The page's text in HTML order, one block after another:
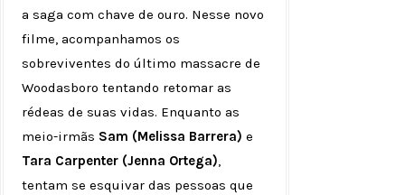
a saga com chave de ouro. Nesse novo
filme, acompanhamos os
sobreviventes do último massacre de
Woodasboro tentando retomar as
rédeas de suas vidas. Enquanto as
meio-irmãs Sam (Melissa Barrera) e
Tara Carpenter (Jenna Ortega),
tentam se esquivar das pessoas que